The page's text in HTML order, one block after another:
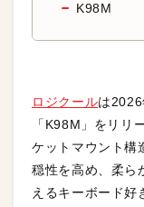
K98M
ロジクールは
「K98M」をリリ
ケットマウント構
穏性を高め、柔ら
えるキーボード好